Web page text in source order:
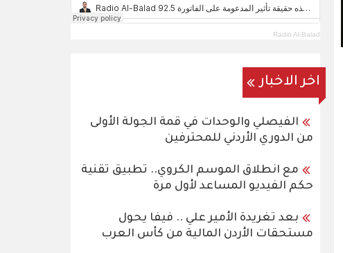
Radio Al-Balad
اخر الاخبار
الفيصلي والوحدات في قمة الجولة الأولى
من الدوري الأردني للمحترفين
مع انطلاق الموسم الكروي.. تطبيق تقنية
حكم الفيديو المساعد لأول مرة
بعد تغريدة الأمير علي .. فيفا يحول
مستحقات الأردن المالية من كأس العرب